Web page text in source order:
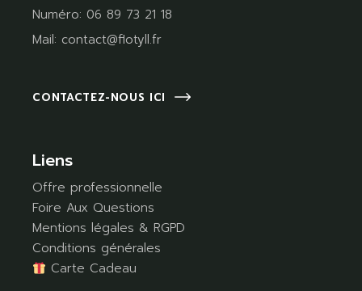
Numéro:06 89 73 21 18
Mail: contact@flotyll.fr
CONTACTEZ-NOUS ICI
Liens
Offre professionnelle
Foire Aux Questions
Mentions légales & RGPD
Conditions générales
Carte Cadeau